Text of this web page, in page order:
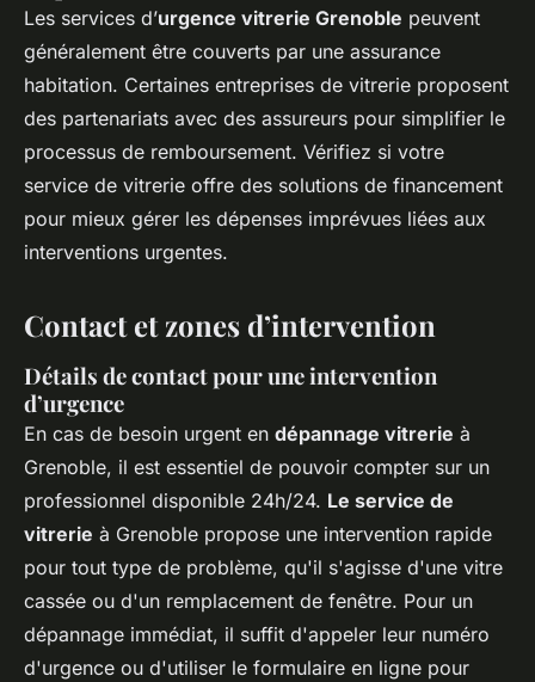
Les services d’urgence vitrerie Grenoble peuvent
généralement être couverts par une assurance
habitation. Certaines entreprises de vitrerie proposent
des partenariats avec des assureurs pour simplifier le
processus de remboursement. Vérifiez si votre
service de vitrerie offre des solutions de financement
pour mieux gérer les dépenses imprévues liées aux
interventions urgentes.
Contact et zones d’intervention
Détails de contact pour une intervention
d’urgence
En cas de besoin urgent en dépannage vitrerie à
Grenoble, il est essentiel de pouvoir compter sur un
professionnel disponible 24h/24. Le service de
vitrerie à Grenoble propose une intervention rapide
pour tout type de problème, qu'il s'agisse d'une vitre
cassée ou d'un remplacement de fenêtre. Pour un
dépannage immédiat, il suffit d'appeler leur numéro
d'urgence ou d'utiliser le formulaire en ligne pour